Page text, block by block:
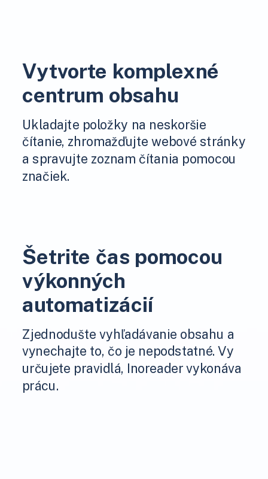
Vytvorte komplexné
centrum obsahu
Ukladajte položky na neskoršie
čítanie, zhromažďujte webové stránky
a spravujte zoznam čítania pomocou
značiek.
Šetrite čas pomocou
výkonných
automatizácií
Zjednodušte vyhľadávanie obsahu a
vynechajte to, čo je nepodstatné. Vy
určujete pravidlá, Inoreader vykonáva
prácu.